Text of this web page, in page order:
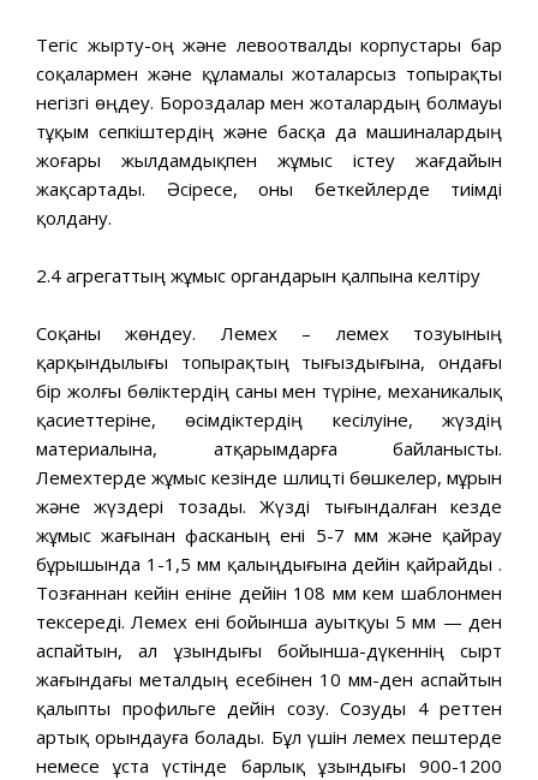
Тегіс жырту-оң және левоотвалды корпустары бар
соқалармен және құламалы жоталарсыз топырақты
негізгі өңдеу. Бороздалар мен жоталардың болмауы
тұқым сепкіштердің және басқа да машиналардың
жоғары жылдамдықпен жұмыс істеу жағдайын
жақсартады. Әсіресе, оны беткейлерде тиімді
қолдану.
2.4 агрегаттың жұмыс органдарын қалпына келтіру
Соқаны жөндеу. Лемех – лемех тозуының
қарқындылығы топырақтың тығыздығына, ондағы
бір жолғы бөліктердің саны мен түріне, механикалық
қасиеттеріне, өсімдіктердің кесілуіне, жүздің
материалына, атқарымдарға байланысты.
Лемехтерде жұмыс кезінде шлицті бөшкелер, мұрын
және жүздері тозады. Жүзді тығындалған кезде
жұмыс жағынан фасканың ені 5-7 мм және қайрау
бұрышында 1-1,5 мм қалыңдығына дейін қайрайды .
Тозғаннан кейін еніне дейін 108 мм кем шаблонмен
тексереді. Лемех ені бойынша ауытқуы 5 мм — ден
аспайтын, ал ұзындығы бойынша-дүкеннің сырт
жағындағы металдың есебінен 10 мм-ден аспайтын
қалыпты профильге дейін созу. Созуды 4 реттен
артық орындауға болады. Бұл үшін лемех пештерде
немесе ұста үстінде барлық ұзындығы 900-1200